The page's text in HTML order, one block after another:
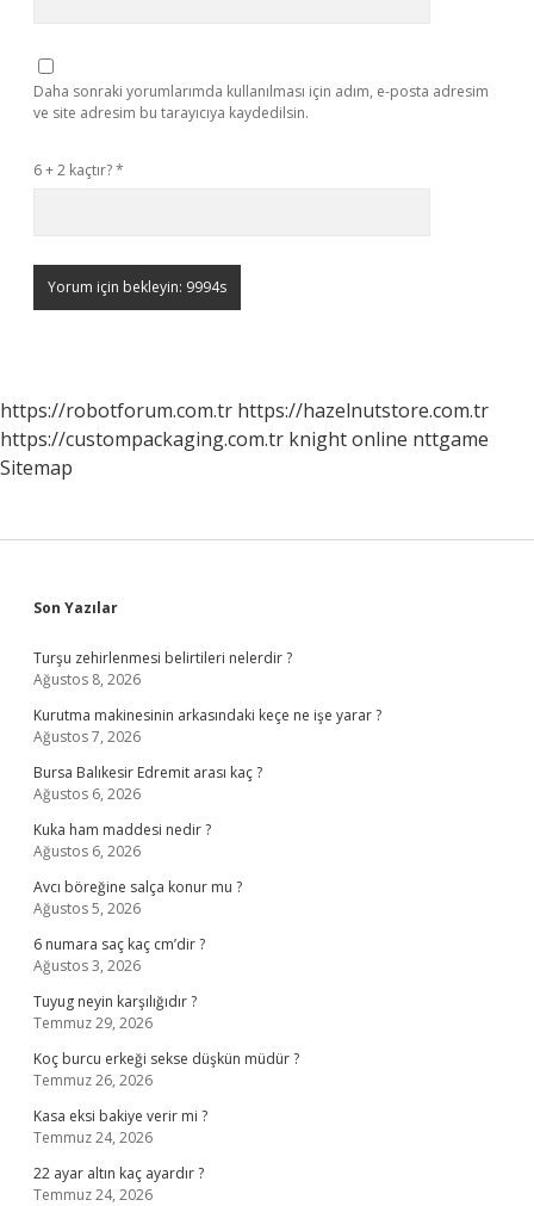
Daha sonraki yorumlarımda kullanılması için adım, e-posta adresim
ve site adresim bu tarayıcıya kaydedilsin.
6 + 2 kaçtır?*
https://robotforum.com.tr https://hazelnutstore.com.tr
https://custompackaging.com.tr knight online nttgame
Sitemap
Sidebar
Son Yazılar
Turşu zehirlenmesi belirtileri nelerdir ?
Ağustos 8, 2026
Kurutma makinesinin arkasındaki keçe ne işe yarar ?
Ağustos 7, 2026
Bursa Balıkesir Edremit arası kaç ?
Ağustos 6, 2026
Kuka ham maddesi nedir ?
Ağustos 6, 2026
Avcı böreğine salça konur mu ?
Ağustos 5, 2026
6 numara saç kaç cm’dir ?
Ağustos 3, 2026
Tuyug neyin karşılığıdır ?
Temmuz 29, 2026
Koç burcu erkeği sekse düşkün müdür ?
Temmuz 26, 2026
Kasa eksi bakiye verir mi ?
Temmuz 24, 2026
22 ayar altın kaç ayardır ?
Temmuz 24, 2026